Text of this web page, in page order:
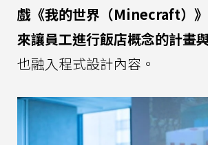
戲《我的世界（Minecraft）》
來讓員工進行飯店概念的計畫
也融入程式設計內容。